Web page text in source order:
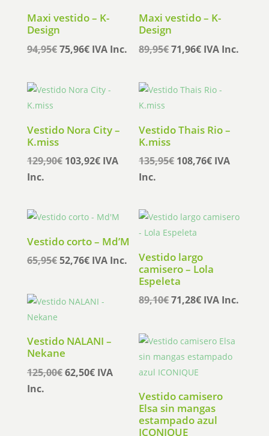
Maxi vestido – K-
Design
94,95€El
era:
75,96€El
es:
IVA Inc.
Maxi vestido – K-
Design
89,95€El
era:
71,96€El
es:
IVA Inc.
Vestido Nora City –
K.miss
129,90€ El
129,90€.
103,92€El
103,92€.
IVA
Inc.
Vestido Thais Rio –
K.miss
135,95€ El
135,95€.
108,76€El
108,76€.
IVA
Inc.
Vestido corto – Md’M
65,95€El
era:
52,76€El
es:
IVA Inc.
Vestido largo
camisero – Lola
Espeleta
89,10€El
era:
89,10€.
71,28€El
es:
71,28€.
IVA Inc.
Vestido NALANI –
Nekane
125,00€El
62,50€ElIVA
Inc.
Vestido camisero
Elsa sin mangas
estampado azul
ICONIQUE